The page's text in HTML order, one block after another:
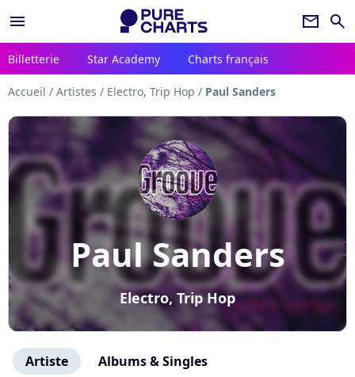
menu newsletter search
Billetterie Star Academy Charts français
Accueil / Artistes / Electro, Trip Hop / Paul Sanders
Paul Sanders
Electro, Trip Hop
Artiste Albums & Singles